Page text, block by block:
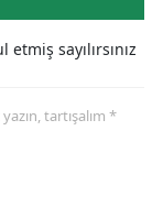
sayılırsınız
tartışalım *